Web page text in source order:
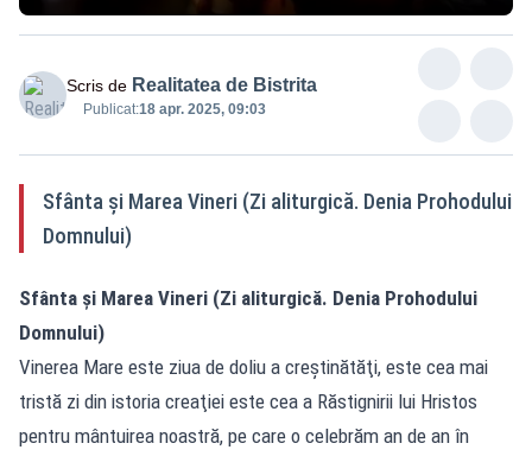
Scris de Realitatea de Bistrita
Publicat:18 apr. 2025, 09:03
Sfânta și Marea Vineri (Zi aliturgică. Denia Prohodului
Domnului)
Sfânta și Marea Vineri (Zi aliturgică. Denia Prohodului
Domnului)
Vinerea Mare este ziua de doliu a creştinătăţi, este cea mai
tristă zi din istoria creaţiei este cea a Răstignirii lui Hristos
pentru mântuirea noastră, pe care o celebrăm an de an în